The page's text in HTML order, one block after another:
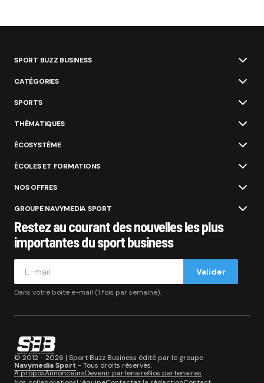
SPORT BUZZ BUSINESS
CATÉGORIES
SPORTS
THÉMATIQUES
ÉCOSYSTÈME
ÉCOLES ET FORMATIONS
NOS OFFRES
GROUPE NAVYMEDIA SPORT
Restez au courant des nouvelles les plus
importantes du sport business
Valider
Dans votre boite e-mail (1 fois par semaine).
© 2012 - 2026 | Sport Buzz Business édité par le groupe
Navymedia Sport - Tous droits réservés.
A proposAnnonceursDevenir partenaireNos partenaires